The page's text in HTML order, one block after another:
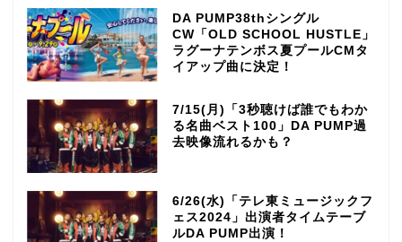
DA PUMP38thシングル
CW「OLD SCHOOL HUSTLE」
ラグーナテンボス夏プールCMタ
イアップ曲に決定！
7/15(月)「3秒聴けば誰でもわか
る名曲ベスト100」DA PUMP過
去映像流れるかも？
6/26(水)「テレ東ミュージックフ
ェス2024」出演者タイムテーブ
ルDA PUMP出演！